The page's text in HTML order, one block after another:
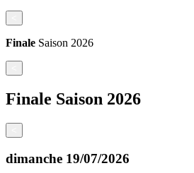
Finale Saison 2026
Finale Saison 2026
dimanche 19/07/2026